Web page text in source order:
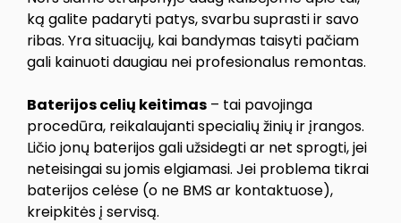
ką galite padaryti patys, svarbu suprasti ir savo
ribas. Yra situacijų, kai bandymas taisyti pačiam
gali kainuoti daugiau nei profesionalus remontas.
Baterijos celių keitimas – tai pavojinga
procedūra, reikalaujanti specialių žinių ir įrangos.
Ličio jonų baterijos gali užsidegti ar net sprogti, jei
neteisingai su jomis elgiamasi. Jei problema tikrai
baterijos celėse (o ne BMS ar kontaktuose),
kreipkitės į servisą.